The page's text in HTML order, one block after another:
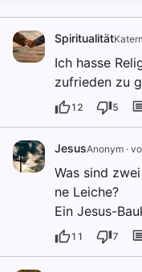
Spiritualität
Ich hasse
zufrieden zu
12 5
JesusAnonym ·
Was sind
ne Leiche?
Ein Jesus-
11 7